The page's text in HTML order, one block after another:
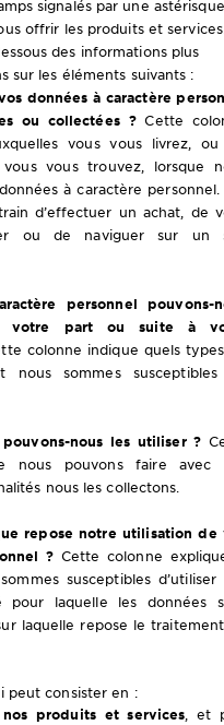
signalés par une astérisque
offrir les produits et
des informations plus
sur les éléments suivants :
données à caractère
ou collectées ?Cette
vous vous livrez, ou
vous trouvez, lorsque
à caractère personnel.
d’effectuer un achat, de
ou de naviguer sur un
personnel pouvons-
votre part ou suite à
colonne indique quels
nous sommes
nous les utiliser ?
nous pouvons faire avec
nous les collectons.
repose notre utilisation de
?Cette colonne
susceptibles d’utiliser
pour laquelle les données
laquelle repose le
peut consister en :
nos produits et services , et